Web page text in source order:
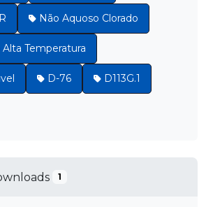
Não Aquoso Clorado
Temperatura
D-76 D113G.1
1